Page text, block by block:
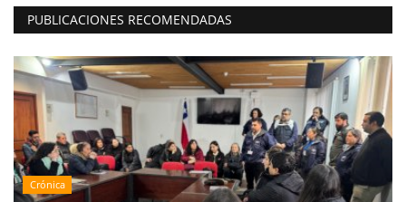
PUBLICACIONES RECOMENDADAS
Crónica